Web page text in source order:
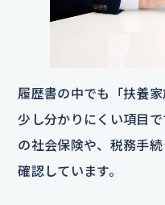
履歴書の中でも「扶養
少し分かりにくい項目
の社会保険や、税務手
確認しています。